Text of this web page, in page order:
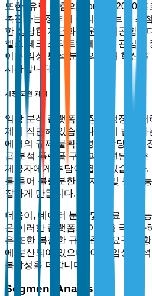
또한, 유럽 연합의 Horizon 2020
촉진하는 정부의 이니셔티브는 최
한 상당한 자금과 지원을 제공합니
헬스 테크 스타트업에 대한 관심이
이는 임상 분석 분야의 미래 혁신
시사합니다.
시장 도전 과제
임상 분석 플랫폼 시장은 성장을 저
제에 직면해 있습니다. 특히 변화하
에서의 규제 불확실성은 상당한 도
급 분석 플랫폼 구현과 관련된 높은
제공자에게 부담이 될 수 있습니다.
를 들어 불충분한 IT 지원 및 통합
잡하게 만듭니다.
더욱이, 데이터 분석 및 의료 IT에
은 이러한 플랫폼의 이점을 극대화
은 또한 복잡한 규정 준수 요구 사
에 분산되어 있으며, 이는 임상 분
복잡성을 더합니다.
Segment Analysis